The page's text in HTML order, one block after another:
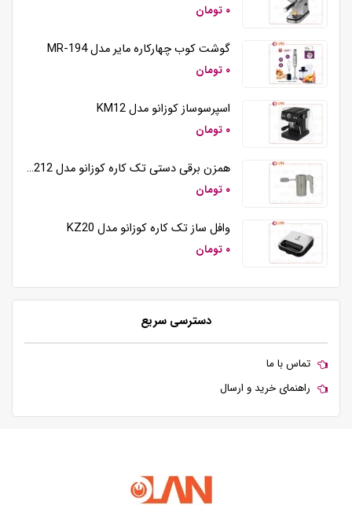
۰ تومان
گوشت کوب چهارکاره مایر مدل MR-194
۰ تومان
اسپرسوساز کوزانو مدل KM12
۰ تومان
همزن برقی دستی تک کاره کوزانو مدل HM212
۰ تومان
وافل ساز تک کاره کوزانو مدل KZ20
۰ تومان
دسترسی سریع
تماس با ما
راهنمای خرید و ارسال